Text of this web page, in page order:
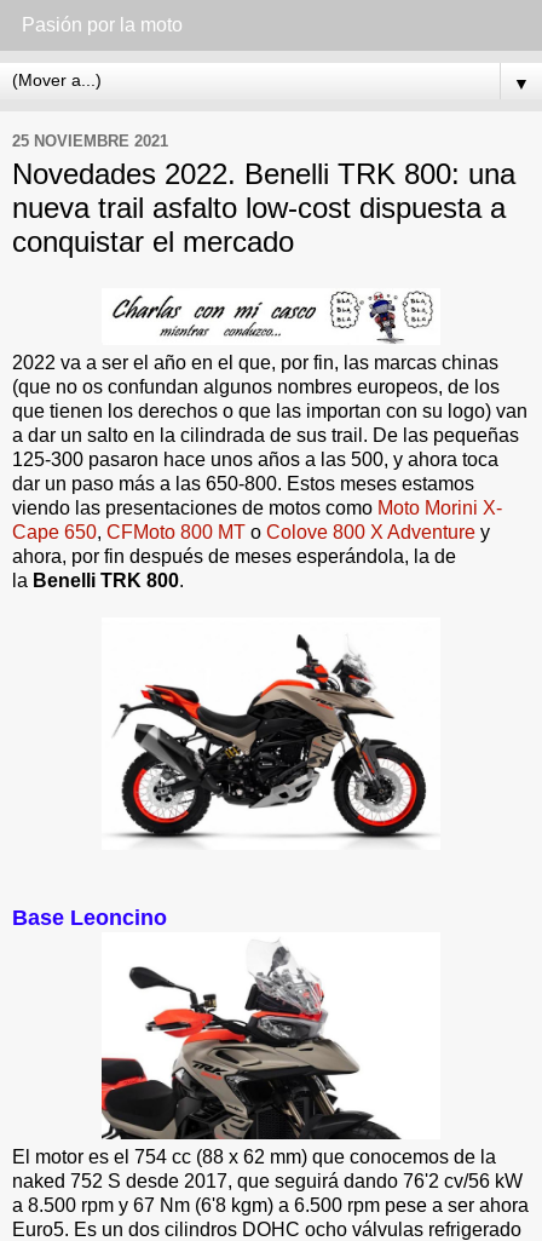
Pasión por la moto
▼
25 NOVIEMBRE 2021
Novedades 2022. Benelli TRK 800: una
nueva trail asfalto low-cost dispuesta a
conquistar el mercado
2022 va a ser el año en el que, por fin, las marcas chinas
(que no os confundan algunos nombres europeos, de los
que tienen los derechos o que las importan con su logo) van
a dar un salto en la cilindrada de sus trail. De las pequeñas
125-300 pasaron hace unos años a las 500, y ahora toca
dar un paso más a las 650-800. Estos meses estamos
viendo las presentaciones de motos como Moto Morini X-
Cape 650, CFMoto 800 MT o Colove 800 X Adventure y
ahora, por fin después de meses esperándola, la de
la Benelli TRK 800.
Base Leoncino
El motor es el 754 cc (88 x 62 mm) que conocemos de la
naked 752 S desde 2017, que seguirá dando 76'2 cv/56 kW
a 8.500 rpm y 67 Nm (6'8 kgm) a 6.500 rpm pese a ser ahora
Euro5. Es un dos cilindros DOHC ocho válvulas refrigerado